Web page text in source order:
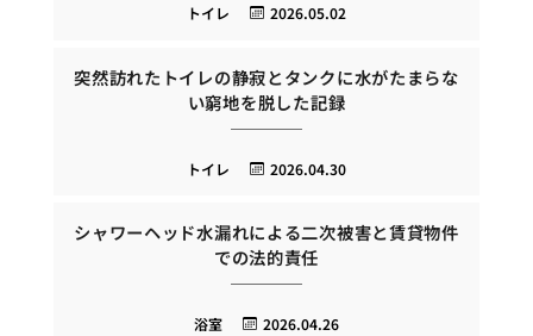
2026.05.02
トイレ
突然訪れたトイレの静寂とタンクに水がたまらな
い窮地を脱した記録
2026.04.30
トイレ
シャワーヘッド水漏れによる二次被害と賃貸物件
での法的責任
2026.04.26
浴室